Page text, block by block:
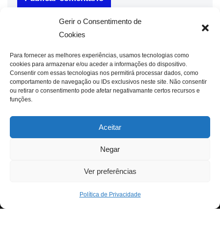
Gerir o Consentimento de
Cookies
Para fornecer as melhores experiências, usamos tecnologias como
cookies para armazenar e/ou aceder a informações do dispositivo.
Consentir com essas tecnologias nos permitirá processar dados, como
comportamento de navegação ou IDs exclusivos neste site. Não consentir
ou retirar o consentimento pode afetar negativamante certos recursos e
funções.
Aceitar
Negar
Ver preferências
Política de Privacidade
| Criado comWordPress